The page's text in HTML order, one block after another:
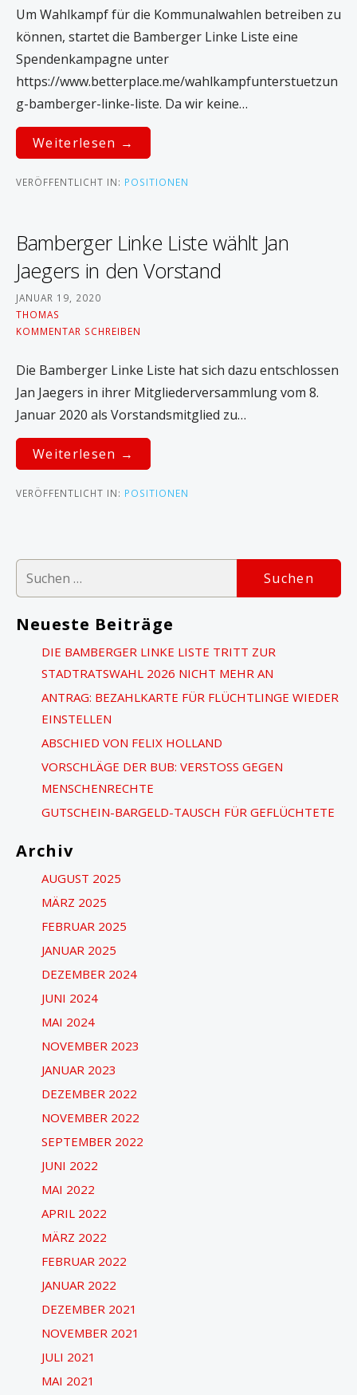
Um Wahlkampf für die Kommunalwahlen betreiben zu
können, startet die Bamberger Linke Liste eine
Spendenkampagne unter
https://www.betterplace.me/wahlkampfunterstuetzun
g-bamberger-linke-liste. Da wir keine…
Weiterlesen →
VERÖFFENTLICHT IN: POSITIONEN
Bamberger Linke Liste wählt Jan
Jaegers in den Vorstand
JANUAR 19, 2020
THOMAS
KOMMENTAR SCHREIBEN
Die Bamberger Linke Liste hat sich dazu entschlossen
Jan Jaegers in ihrer Mitgliederversammlung vom 8.
Januar 2020 als Vorstandsmitglied zu…
Weiterlesen →
VERÖFFENTLICHT IN: POSITIONEN
u
c
Neueste Beiträge
DIE BAMBERGER LINKE LISTE TRITT ZUR
STADTRATSWAHL 2026 NICHT MEHR AN
ANTRAG: BEZAHLKARTE FÜR FLÜCHTLINGE WIEDER
EINSTELLEN
ABSCHIED VON FELIX HOLLAND
VORSCHLÄGE DER BUB: VERSTOSS GEGEN M
ENSCHENRECHTE
GUTSCHEIN-BARGELD-TAUSCH FÜR GEFLÜCHTETE
Archiv
AUGUST 2025
MÄRZ 2025
FEBRUAR 2025
JANUAR 2025
DEZEMBER 2024
JUNI 2024
MAI 2024
NOVEMBER 2023
JANUAR 2023
DEZEMBER 2022
NOVEMBER 2022
SEPTEMBER 2022
JUNI 2022
MAI 2022
APRIL 2022
MÄRZ 2022
FEBRUAR 2022
JANUAR 2022
DEZEMBER 2021
NOVEMBER 2021
JULI 2021
MAI 2021